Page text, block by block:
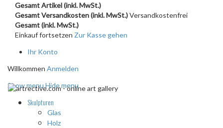
Gesamt Artikel (inkl. MwSt.)
Gesamt Versandkosten (inkl. MwSt.)Versandkostenfrei
Gesamt (inkl. MwSt.)
Einkauf fortsetzen Zur Kasse gehen
Ihr Konto
Willkommen Anmelden
Show menu Hide menu
Skulpturen
Glas
Holz